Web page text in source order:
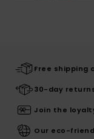
Free shipping
30-day
Join the
Our eco-